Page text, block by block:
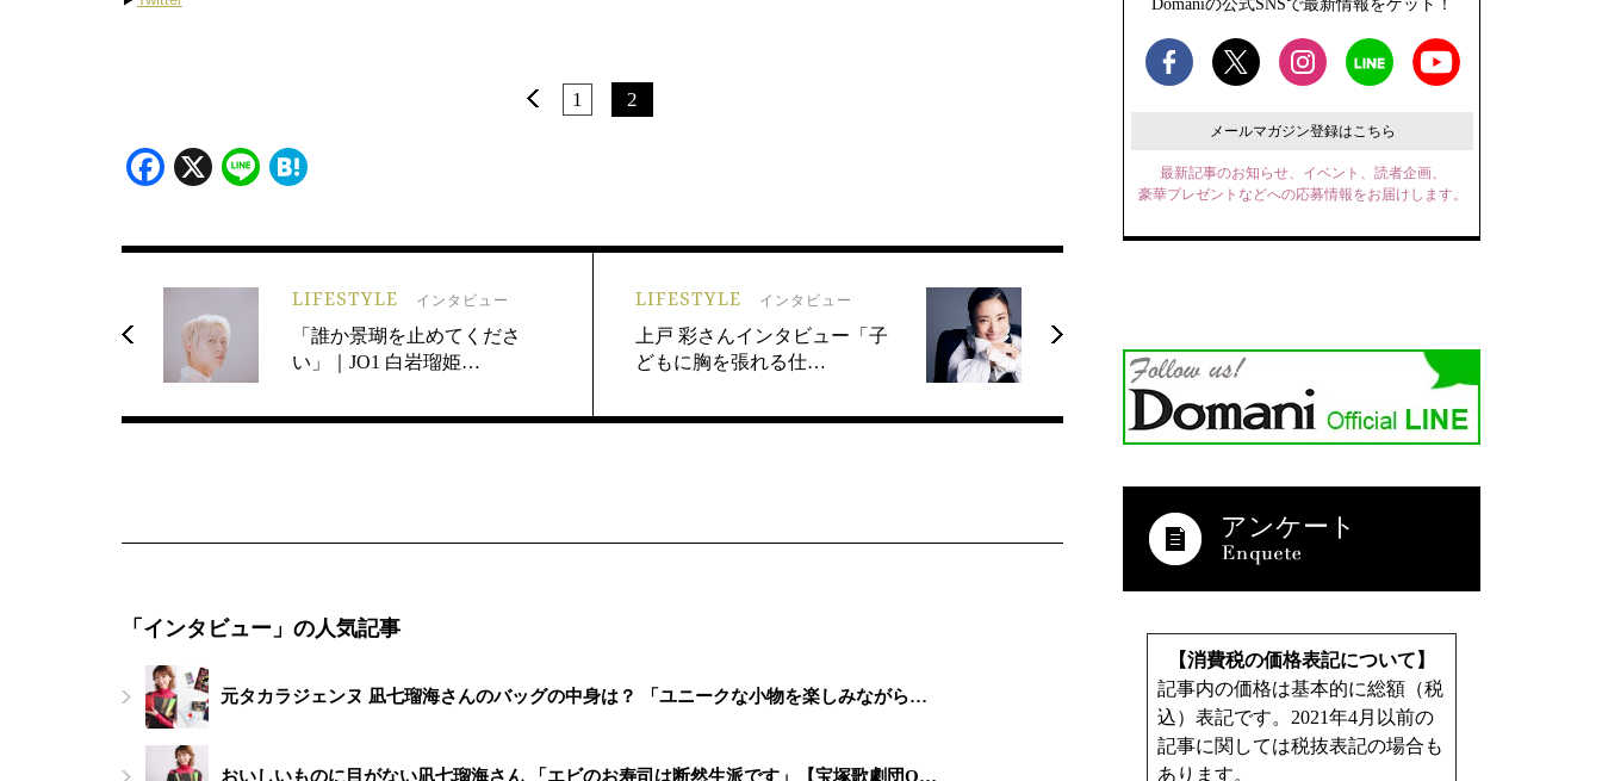
1 2
Facebook
X Line
LIFESTYLE インタビュー
「誰か景瑚を止めてくださ
い」｜JO1 白岩瑠姫…
LIFESTYLE インタビュー
上戸 彩さんインタビュー「子
どもに胸を張れる仕…
「インタビュー」の人気記事
元タカラジェンヌ 凪七瑠海さんのバッグの中身は？ 「ユニークな小物を楽しみながら…
おいしいものに目がない凪七瑠海さん 「エビのお寿司は断然生派です」【宝塚歌劇団O…
Domaniの公式SNSで最新情報をゲット！
メールマガジン登録はこちら
最新記事のお知らせ、イベント、読者企画、
豪華プレゼントなどへの応募情報をお届けします。
アンケート
【消費税の価格表記について】
記事内の価格は基本的に総額（税
込）表記です。2021年4月以前の
記事に関しては税抜表記の場合も
あります。